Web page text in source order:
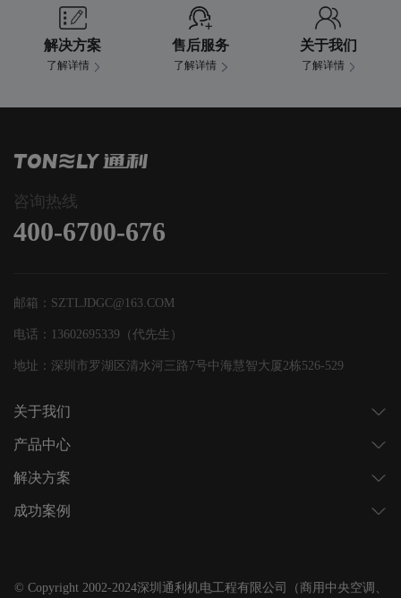
解决方案
了解详情
售后服务
了解详情
关于我们
了解详情
关于我们
产品中心
解决方案
成功案例
© Copyright 2002-2024深圳通利机电工程有限公司（商用中央空调、
咨询热线
400-6700-676
邮箱：SZTLJDGC@163.COM
电话：13602695339（代先生）
地址：深圳市罗湖区清水河三路7号中海慧智大厦2栋526-529